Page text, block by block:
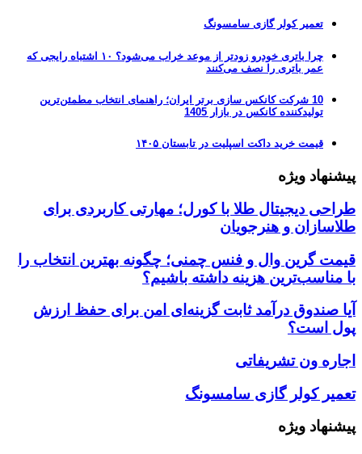
تعمیر کولر گازی سامسونگ
چرا باتری خودرو زودتر از موعد خراب می‌شود؟ ۱۰ اشتباه رایجی که
عمر باتری را نصف می‌کنند
10 شرکت کانکس سازی برتر ایران؛ راهنمای انتخاب مطمئن‌ترین
تولیدکننده کانکس در بازار 1405
قیمت خرید داکت اسپلیت در تابستان ۱۴۰۵
پیشنهاد ویژه
طراحی دیجیتال طلا با کورل؛ مهارتی کاربردی برای
طلاسازان و هنرجویان
قیمت گرین وال و فنس چمنی؛ چگونه بهترین انتخاب را
با مناسب‌ترین هزینه داشته باشیم؟
آیا صندوق درآمد ثابت گزینه‌ای امن برای حفظ ارزش
پول است؟
اجاره ون تشریفاتی
تعمیر کولر گازی سامسونگ
پیشنهاد ویژه